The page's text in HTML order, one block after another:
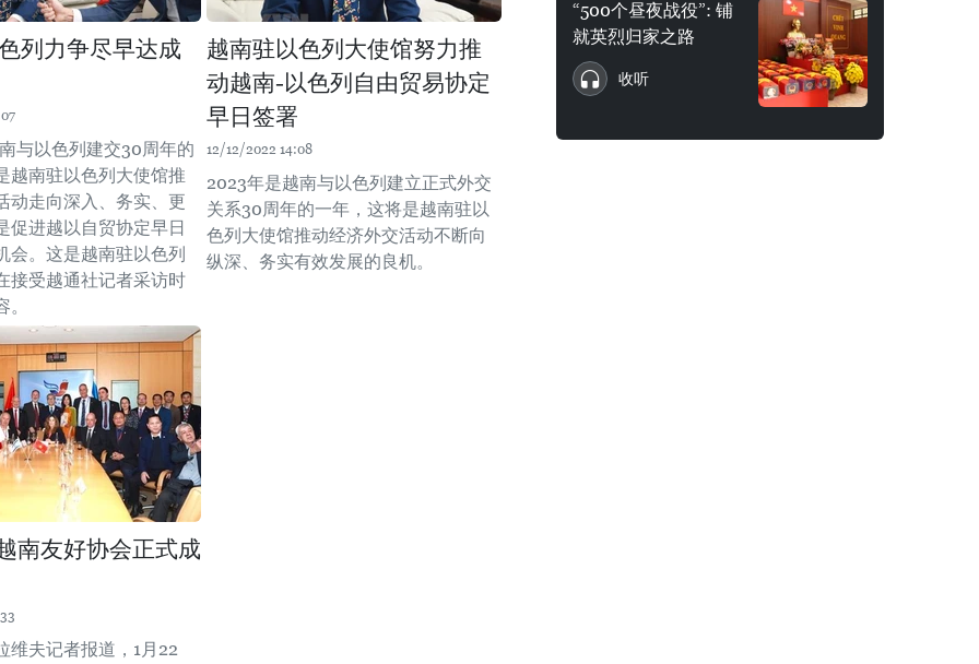
列力争尽早达成
与以色列建交30周年的
越南驻以色列大使馆推
动走向深入、务实、更
促进越以自贸协定早日
会。这是越南驻以色列
接受越通社记者采访时
越南驻以色列大使馆努力推
动越南-以色列自由贸易协定
早日签署
12/12/2022 14:08
2023年是越南与以色列建立正式外交
关系30周年的一年，这将是越南驻以
色列大使馆推动经济外交活动不断向
纵深、务实有效发展的良机。
南友好协会正式成
维夫记者报道，1月22
“500个昼夜战役”: 铺
就英烈归家之路
收听